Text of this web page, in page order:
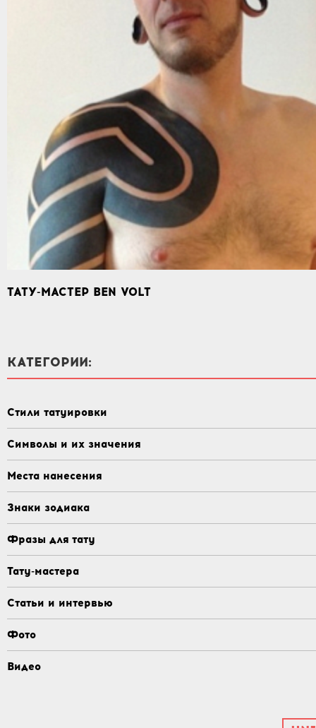
ТАТУ-МАСТЕР BEN VOLT
КАТЕГОРИИ:
Стили татуировки
Символы и их значения
Места нанесения
Знаки зодиака
Фразы для тату
Тату-мастера
Статьи и интервью
Фото
Видео